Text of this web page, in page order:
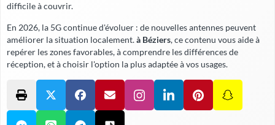
difficile à couvrir.
En 2026, la 5G continue d'évoluer : de nouvelles antennes peuvent
améliorer la situation localement.à Béziers, ce contenu vous aide à
repérer les zones favorables, à comprendre les différences de
réception, et à choisir l'option la plus adaptée à vos usages.